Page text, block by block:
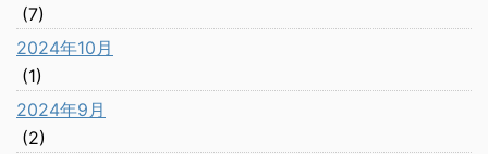
(7)
2024年10月
(1)
2024年9月
(2)